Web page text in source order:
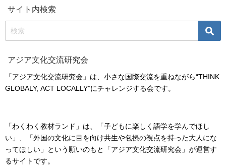
サイト内検索
アジア文化交流研究会
「アジア文化交流研究会」は、小さな国際交流を重ねながら“THINK
GLOBALY, ACT LOCALLY”にチャレンジする会です。
「わくわく教材ランド」は、「子どもに楽しく語学を学んでほし
い」、「外国の文化に目を向け共生や包摂の視点を持った大人にな
ってほしい」という願いのもと「アジア文化交流研究会」が運営す
るサイトです。